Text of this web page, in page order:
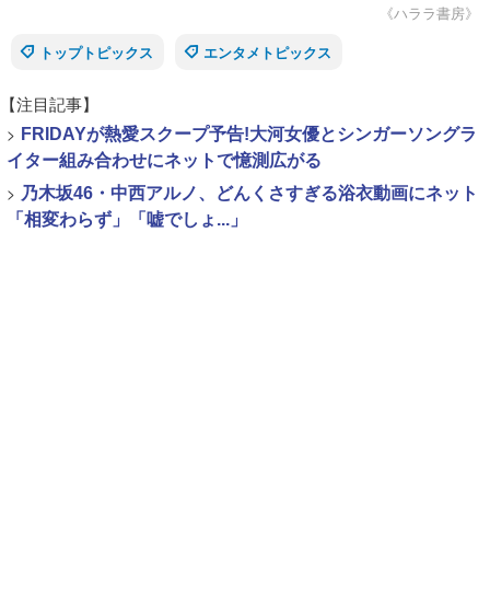
《ハララ書房》
トップトピックス
エンタメトピックス
【注目記事】
> FRIDAYが熱愛スクープ予告!大河女優とシンガーソングラ
イター組み合わせにネットで憶測広がる
> 乃木坂46・中西アルノ、どんくさすぎる浴衣動画にネット
「相変わらず」「嘘でしょ...」